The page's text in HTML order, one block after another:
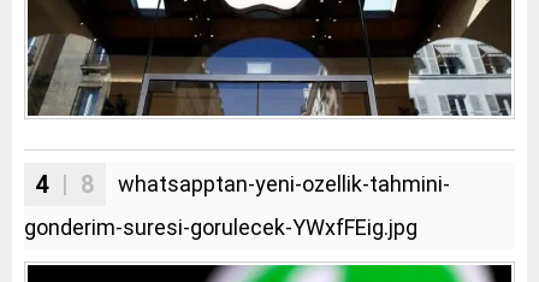
4 | 8
whatsapptan-yeni-ozellik-tahmini-
gonderim-suresi-gorulecek-YWxfFEig.jpg